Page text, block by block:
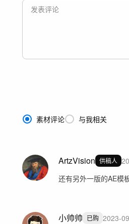
素材评论 与我相关
ArtzVision 供稿人
还有另外一版的AE模
小帅帅 已购 2023-